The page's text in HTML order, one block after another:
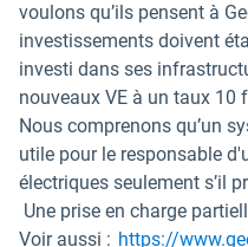
voulons qu’ils pensent à
investissements doivent
investi dans ses
nouveaux VE à un taux 10
Nous comprenons qu’un
utile pour le responsable
électriques seulement s’il
Une prise en charge
Voir aussi : https://